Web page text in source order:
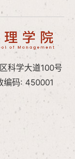
科学大道100号
编码: 450001